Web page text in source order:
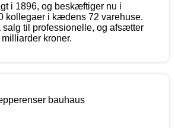
i 1896, og beskæftiger nu i
kollegaer i kædens 72 varehuse.
salg til professionelle, og afsætter
kroner.